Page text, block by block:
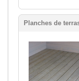
Planches de